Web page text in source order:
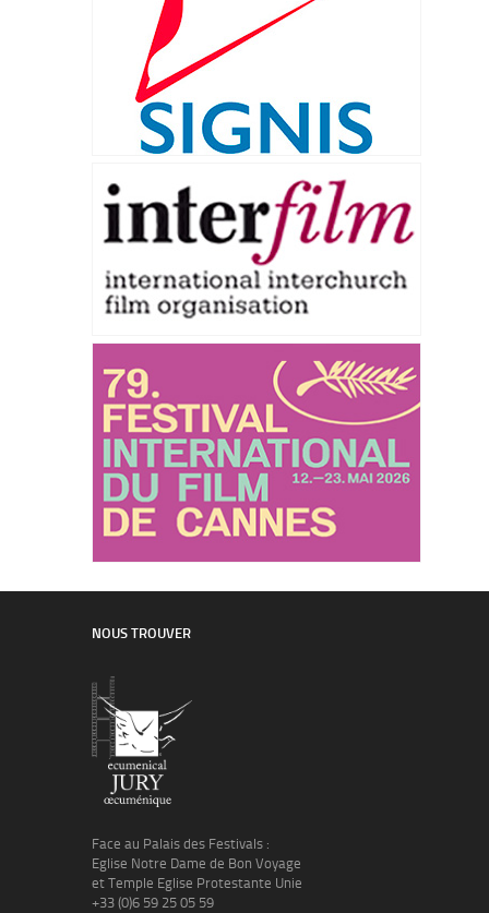
NOUS TROUVER
Face au Palais des Festivals :
Eglise Notre Dame de Bon Voyage
et Temple Eglise Protestante Unie
+33 (0)6 59 25 05 59